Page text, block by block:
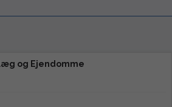
og Ejendomme